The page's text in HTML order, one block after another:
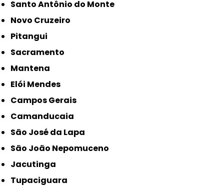
Santo Antônio do Monte
Novo Cruzeiro
Pitangui
Sacramento
Mantena
Elói Mendes
Campos Gerais
Camanducaia
São José da Lapa
São João Nepomuceno
Jacutinga
Tupaciguara